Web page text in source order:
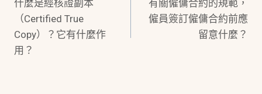
Navigation
什麼是經核證副本
（Certified True
Copy）？它有什麼作
用？
有關僱傭合約的規範，
僱員簽訂僱傭合約前應
留意什麼？